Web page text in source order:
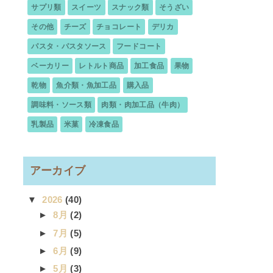
サプリ類 スイーツ スナック類 そうざい
その他 チーズ チョコレート デリカ
パスタ・パスタソース フードコート
ベーカリー レトルト商品 加工食品 果物
乾物 魚介類・魚加工品 購入品
調味料・ソース類 肉類・肉加工品（牛肉）
乳製品 米菓 冷凍食品
アーカイブ
▼2026(40)
►8月(2)
►7月(5)
►6月(9)
►5月(3)